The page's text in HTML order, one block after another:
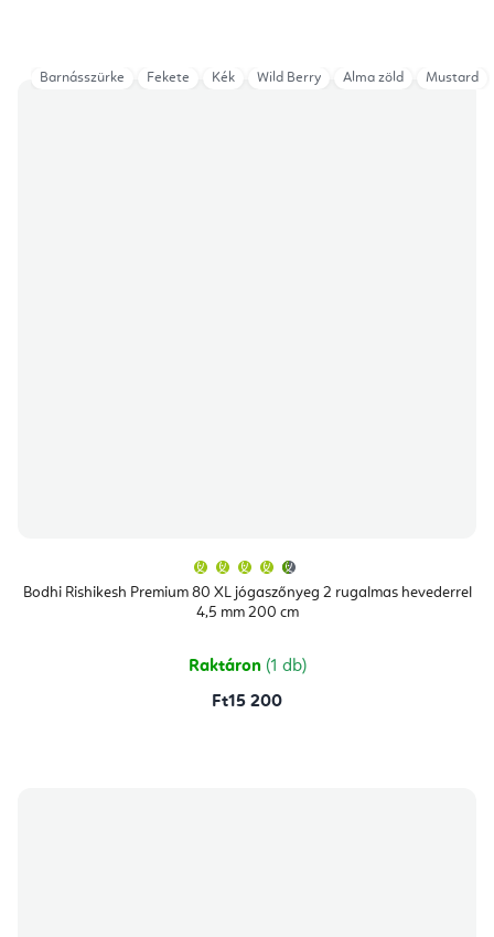
Bodhi Rishikesh Premium 80 XL jógaszőnyeg 2 rugalmas hevederrel
4,5 mm 200 cm
átlagos
értékelése
csillag.
Raktáron (1 db)
Ft15 200
Barnásszürke Fekete Kék Wild Berry Alma zöld Mustard